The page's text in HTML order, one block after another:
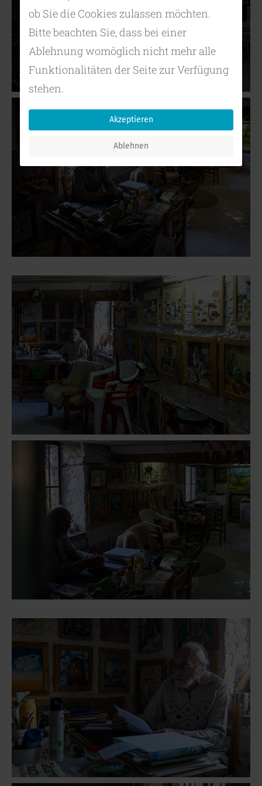
ob Sie die Cookies zulassen möchten.
Bitte beachten Sie, dass bei einer
Ablehnung womöglich nicht mehr alle
Funktionalitäten der Seite zur Verfügung
stehen.
Akzeptieren
Ablehnen